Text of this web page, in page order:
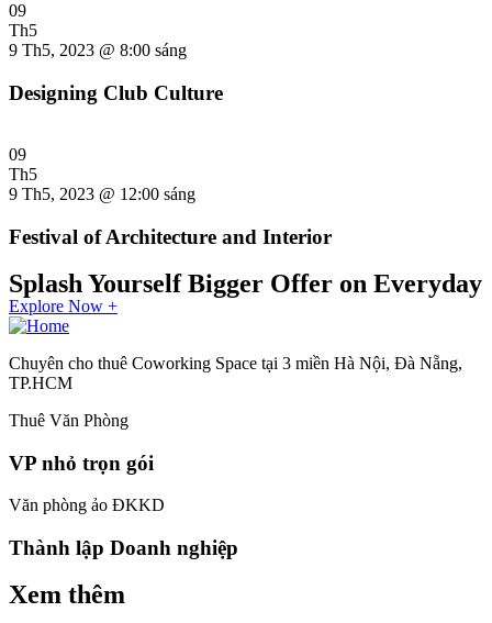
09
Th5
9 Th5, 2023 @ 8:00 sáng
Designing Club Culture
09
Th5
9 Th5, 2023 @ 12:00 sáng
Festival of Architecture and Interior
Splash Yourself Bigger Offer on Everyday
Explore Now +
Chuyên cho thuê Coworking Space tại 3 miền Hà Nội, Đà Nẵng,
TP.HCM
Thuê Văn Phòng
VP nhỏ trọn gói
Văn phòng ảo ĐKKD
Thành lập Doanh nghiệp
Xem thêm